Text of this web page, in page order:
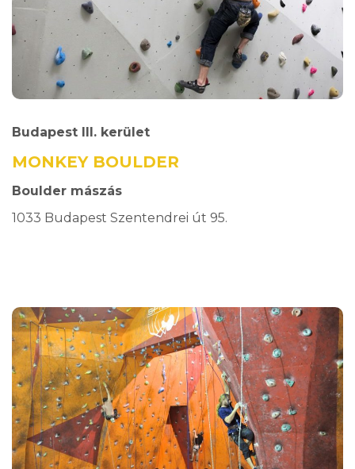
Budapest III. kerület
MONKEY BOULDER
Boulder mászás
1033 Budapest Szentendrei út 95.